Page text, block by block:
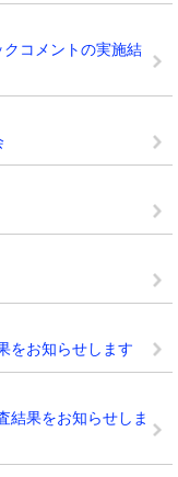
コメントの実施結
をお知らせします
結果をお知らせしま